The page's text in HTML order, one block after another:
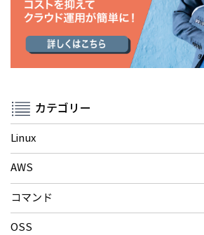
カテゴリー
Linux
AWS
コマンド
OSS